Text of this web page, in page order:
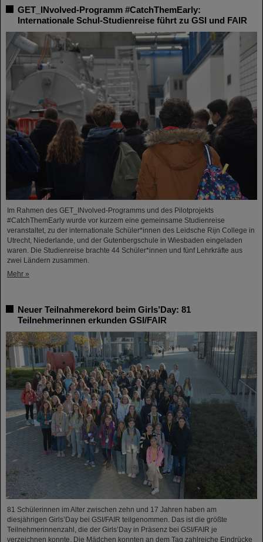
GET_INvolved-Programm #CatchThemEarly:
Internationale Schul-Studienreise führt zu GSI und FAIR
Im Rahmen des GET_INvolved-Programms und des Pilotprojekts
#CatchThemEarly wurde vor kurzem eine gemeinsame Studienreise
veranstaltet, zu der internationale Schüler*innen des Leidsche Rijn College in
Utrecht, Niederlande, und der Gutenbergschule in Wiesbaden eingeladen
waren. Die Studienreise brachte 44 Schüler*innen und fünf Lehrkräfte aus
zwei Ländern zusammen.
Mehr »
Neuer Teilnahmerekord beim Girls’Day: 81
Teilnehmerinnen erkunden GSI/FAIR
81 Schülerinnen im Alter zwischen zehn und 17 Jahren haben am
diesjährigen Girls’Day bei GSI/FAIR teilgenommen. Das ist die größte
Teilnehmerinnenzahl, die der Girls’Day in Präsenz bei GSI/FAIR je
verzeichnen konnte. Die Mädchen konnten an dem Tag zahlreiche Eindrücke